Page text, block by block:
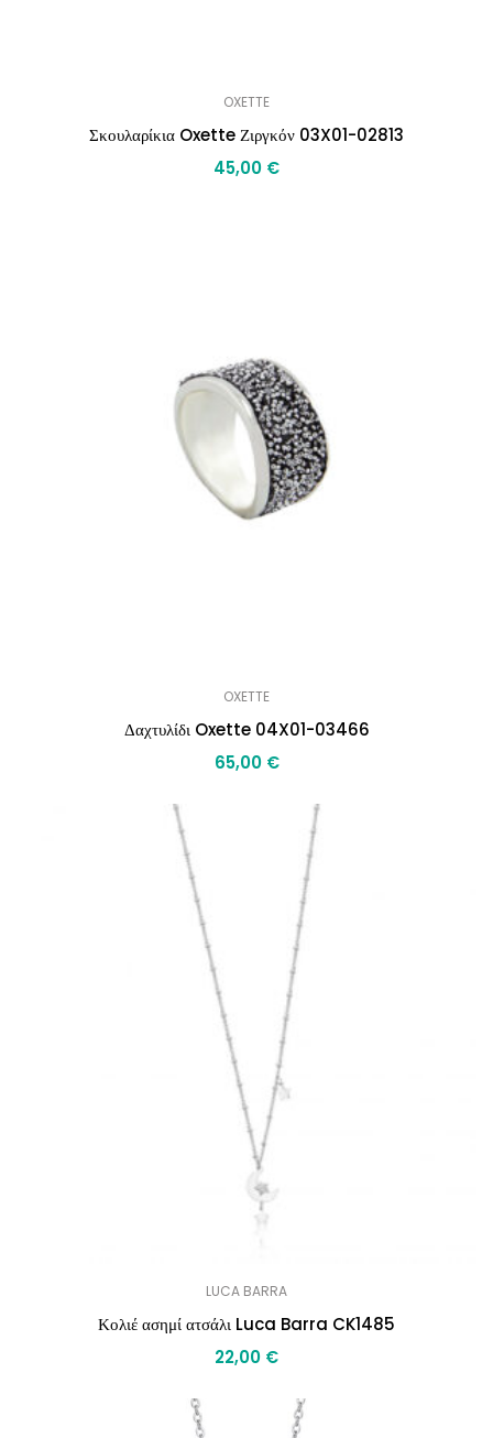
OXETTE
Σκουλαρίκια Oxette Ζιργκόν 03X01-02813
45,00 €
OXETTE
Δαχτυλίδι Oxette 04X01-03466
65,00 €
LUCA BARRA
Κολιέ ασημί ατσάλι Luca Barra CK1485
22,00 €